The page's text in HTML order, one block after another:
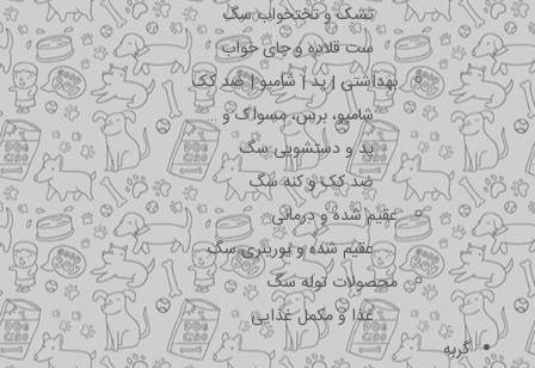
تشک و تختخواب سگ
ست قلاده و جای خواب
بهداشتی | پد | شامپو | ضد کک
شامپو، برس، مسواک و …
پد و دستشویی سگ
ضد کک و کنه سگ
عقیم شده و درمانی
عقیم شده و یورینری سگ
محصولات توله سگ
غذا و مکمل غذایی
گربه